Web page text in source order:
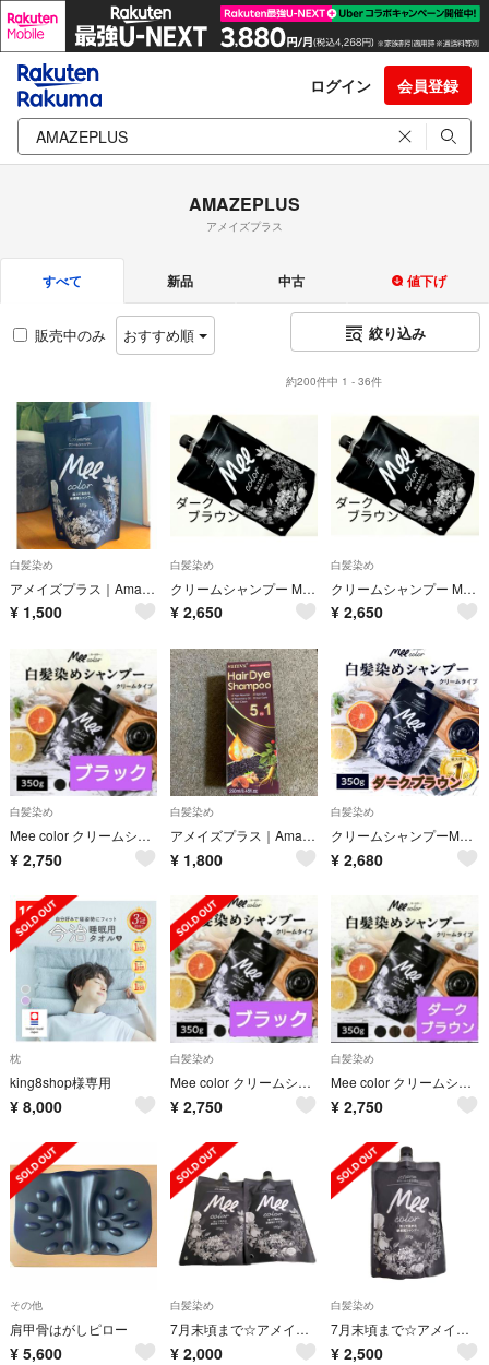
ログイン 会員登録
AMAZEPLUS
アメイズプラス
すべて 新品 中古 値下げ
販売中のみ おすすめ順 絞り込み
約200件中 1 - 36件
白髪染め
アメイズプラス｜Amaze Plus クリームシャンプーMEE color ブラック 白髪染めシャンプー 白髪染め オールインワン
¥ 1,500
白髪染め
クリームシャンプー Meeカラー★ダークブラウン 350g★白髪染めシャンプー☆洗いながら染める☆Meeカラー★アメイズプラス
¥ 2,650
白髪染め
クリームシャンプー Meeカラー★ダークブラウン 350g★白髪染めシャンプー☆洗いながら染める☆Meeカラー★アメイズプラス
¥ 2,650
白髪染め
Mee color クリームシャンプー ブラック
¥ 2,750
白髪染め
アメイズプラス｜Amaze Plus クリームシャンプーMEE color ミーカラー ナチュラルブラウン 白髪染めシャンプー 白
¥ 1,800
白髪染め
クリームシャンプーMEE color ダークブラウン 白髪染めシャンプー オールインワン
¥ 2,680
枕
king8shop様専用
¥ 8,000
白髪染め
Mee color クリームシャンプー ブラック
¥ 2,750
白髪染め
Mee color クリームシャンプー ダークブラウン
¥ 2,750
その他
肩甲骨はがしピロー
¥ 5,600
白髪染め
7月末頃まで☆アメイズプラス｜白髪染めクリームシャンプーMEE color ブラック 白髪染めシャンプー 2個セット②
¥ 2,000
白髪染め
7月末頃まで☆アメイズプラス｜白髪染めクリームシャンプーMEE color ブラック 白髪染めシャンプー ②
¥ 2,500